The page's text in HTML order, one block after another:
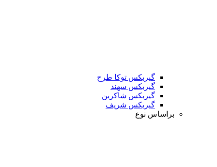
گیربکس توکا طرح
گیربکس سهند
گیربکس شاکرین
گیربکس شریف
براساس نوع